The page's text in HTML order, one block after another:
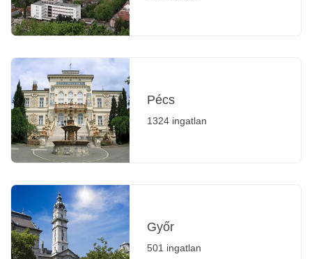
Pécs
1324 ingatlan
Győr
501 ingatlan